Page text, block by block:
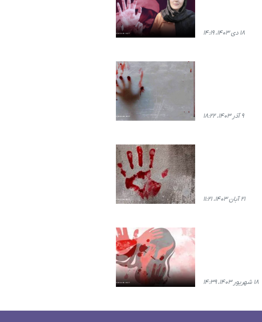
۱۸ دی ۱۴۰۳، ۱۴:۱۹
۹ آذر ۱۴۰۳، ۱۸:۲۲
۲۱ آبان ۱۴۰۳، ۱۱:۲۱
۱۸ شهریور ۱۴۰۳، ۱۴:۳۹